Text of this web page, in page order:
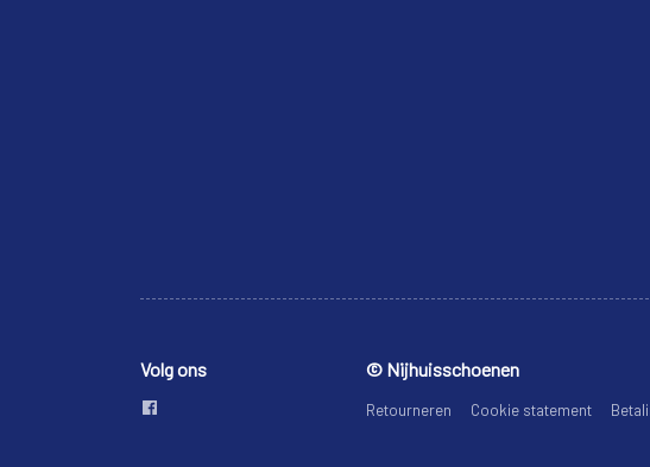
Volg ons © Nijhuisschoenen
Retourneren Cookie statement